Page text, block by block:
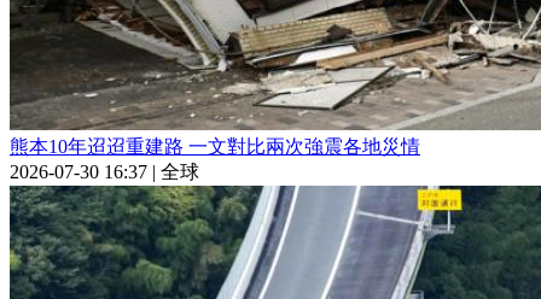
熊本10年迢迢重建路 一文對比兩次強震各地災情
2026-07-30 16:37 | 全球